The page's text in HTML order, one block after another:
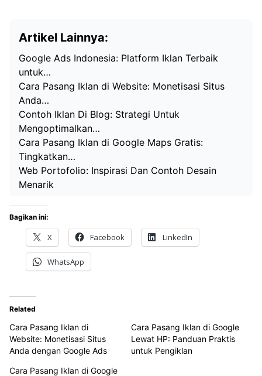
Artikel Lainnya:
Google Ads Indonesia: Platform Iklan Terbaik
untuk…
Cara Pasang Iklan di Website: Monetisasi Situs
Anda…
Contoh Iklan Di Blog: Strategi Untuk
Mengoptimalkan…
Cara Pasang Iklan di Google Maps Gratis:
Tingkatkan…
Web Portofolio: Inspirasi Dan Contoh Desain
Menarik
Bagikan ini:
X Facebook LinkedIn
WhatsApp
Related
Cara Pasang Iklan di
Website: Monetisasi Situs
Anda dengan Google Ads
Cara Pasang Iklan di Google
Lewat HP: Panduan Praktis
untuk Pengiklan
Cara Pasang Iklan di Google